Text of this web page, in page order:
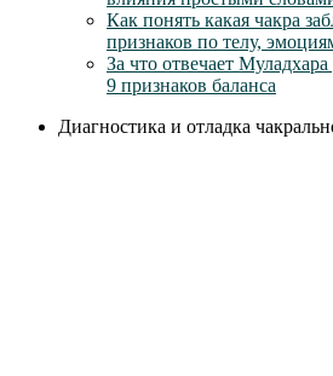
Как понять какая чакра
признаков по телу,
За что отвечает
9 признаков баланса
Диагностика и отладка